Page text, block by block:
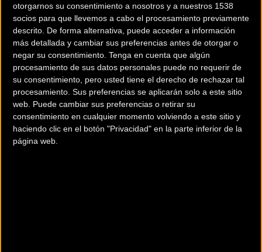
otorgarnos su consentimiento a nosotros y a nuestros 1538
socios para que llevemos a cabo el procesamiento previamente
descrito. De forma alternativa, puede acceder a información
más detallada y cambiar sus preferencias antes de otorgar o
negar su consentimiento. Tenga en cuenta que algún
procesamiento de sus datos personales puede no requerir de
su consentimiento, pero usted tiene el derecho de rechazar tal
procesamiento. Sus preferencias se aplicarán solo a este sitio
web. Puede cambiar sus preferencias o retirar su
consentimiento en cualquier momento volviendo a este sitio y
haciendo clic en el botón "Privacidad" en la parte inferior de la
página web.
El dorsal son sólo 10 euros aunque cada uno
puede aportar lo que desee. Con 10 euros
comen mas de 10 niños al diá allí.
INSCRÍBETE YA!
En cualquier lugar
Con quien quieras
Cualquier distancia entre 1 y 100 Kms